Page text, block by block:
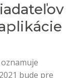
bude pre